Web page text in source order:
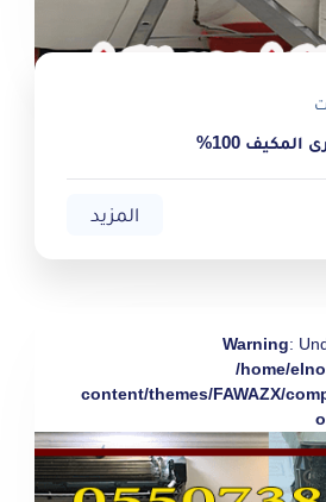
100%
المزيد
Warning:
/home/
content/themes/FAWAZX/